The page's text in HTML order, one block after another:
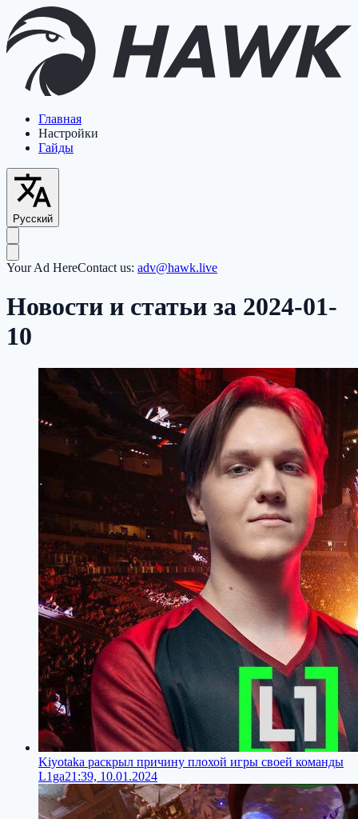
Главная
Настройки
Гайды
Русский
Your Ad HereContact us: adv@hawk.live
Новости и статьи за 2024-01-
10
Kiyotaka раскрыл причину плохой игры своей команды
L1ga21:39, 10.01.2024